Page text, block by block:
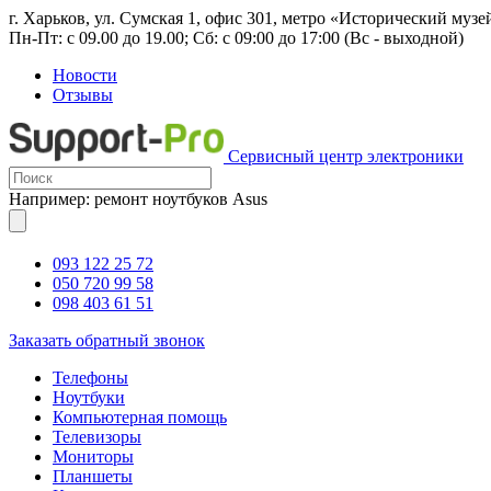
г. Харьков, ул. Сумская 1, офис 301, метро «Исторический
Пн-Пт: с 09.00 до 19.00; Сб: с 09:00 до 17:00 (Вс - выходной)
Новости
Отзывы
Сервисный центр электроники
Например: ремонт ноутбуков Asus
093 122 25 72
050 720 99 58
098 403 61 51
Заказать обратный звонок
Телефоны
Ноутбуки
Компьютерная помощь
Телевизоры
Мониторы
Планшеты